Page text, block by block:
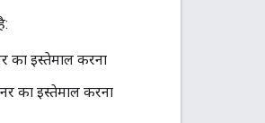
का इस्तेमाल करना
का इस्तेमाल करना